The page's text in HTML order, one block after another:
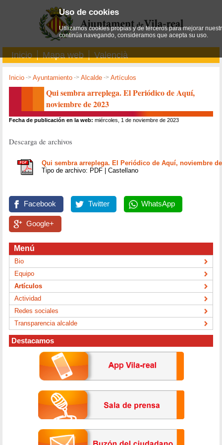
Inicio Mapa web Valencià
Inicio ->Ayuntamiento ->Alcalde ->Artículos
Qui sembra arreplega. El Periódico de Aquí,
noviembre de 2023
Fecha de publicación en la web: miércoles, 1 de noviembre de 2023
Descarga de archivos
Qui sembra arreplega. El Periódico de Aquí, noviembre
Tipo de archivo: PDF | Castellano
Facebook Twitter WhatsApp
Google+
Menú
Bio
Equipo
Artículos
Actividad
Redes sociales
Transparencia alcalde
Destacamos
Uso de cookies
Utilizamos cookies propias y de terceros para mejorar
continúa navegando, consideramos que acepta su uso.